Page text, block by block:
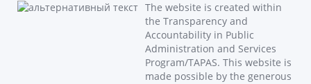
The website is created within
the Transparency and
Accountability in Public
Administration and Services
Program/TAPAS. This website is
made possible by the generous